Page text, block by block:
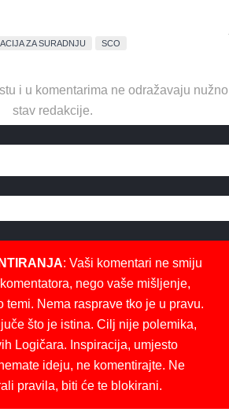
ZA SURADNJU SCO
i u komentarima ne odražavaju nužno
stav redakcije.
: Vaši komentari ne smiju
nego vaše mišljenje,
temi. Nema rasprave tko je u pravu.
što je istina. Cilj nije polemika,
Logičara. Inspiracija, umjesto
ideju, ne komentirajte. Ne
pravila, biti će te blokirani.